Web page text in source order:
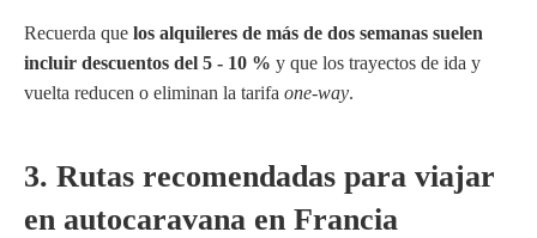
Recuerda que los alquileres de más de dos semanas suelen
incluir descuentos del 5 - 10 % y que los trayectos de ida y
vuelta reducen o eliminan la tarifa one-way.
3. Rutas recomendadas para viajar
en autocaravana en Francia